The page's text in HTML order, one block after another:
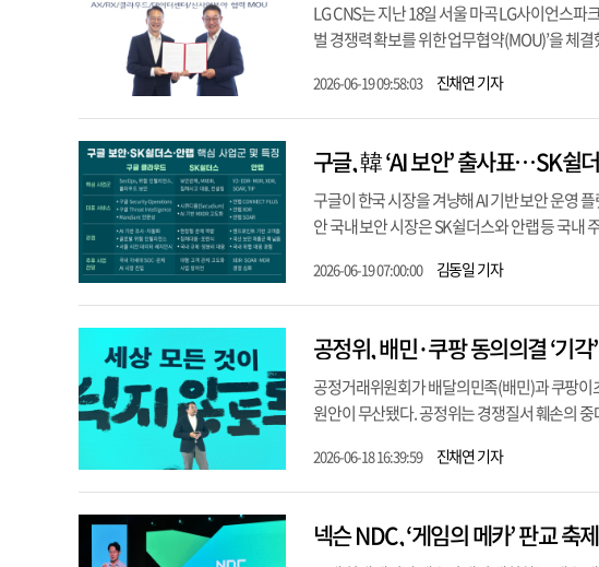
LG CNS는 지난 18일 서울 마곡 LG사이언스파
벌 경쟁력 확보를 위한 업무협약(MOU)’을 체
2026-06-19 09:58:03 진채연 기자
구글, 韓 ‘AI 보안’ 출사표…SK쉴
구글이 한국 시장을 겨냥해 AI 기반 보안 운영
안 국내 보안 시장은 SK쉴더스와 안랩 등 국내
2026-06-19 07:00:00 김동일 기자
공정위, 배민·쿠팡 동의의결 ‘기
공정거래위원회가 배달의민족(배민)과 쿠팡이
원안이 무산됐다. 공정위는 경쟁질서 훼손의 중
2026-06-18 16:39:59 진채연 기자
넥슨 NDC, ‘게임의 메카’ 판교